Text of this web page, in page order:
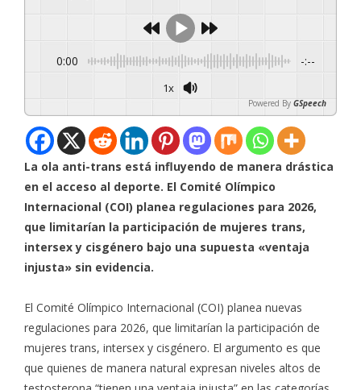
0:00 -:--
1x
Powered By GSpeech
La ola anti-trans está influyendo de manera drástica
en el acceso al deporte. El Comité Olímpico
Internacional (COI) planea regulaciones para 2026,
que limitarían la participación de mujeres trans,
intersex y cisgénero bajo una supuesta «ventaja
injusta» sin evidencia.
El Comité Olímpico Internacional (COI) planea nuevas
regulaciones para 2026, que limitarían la participación de
mujeres trans, intersex y cisgénero. El argumento es que
que quienes de manera natural expresan niveles altos de